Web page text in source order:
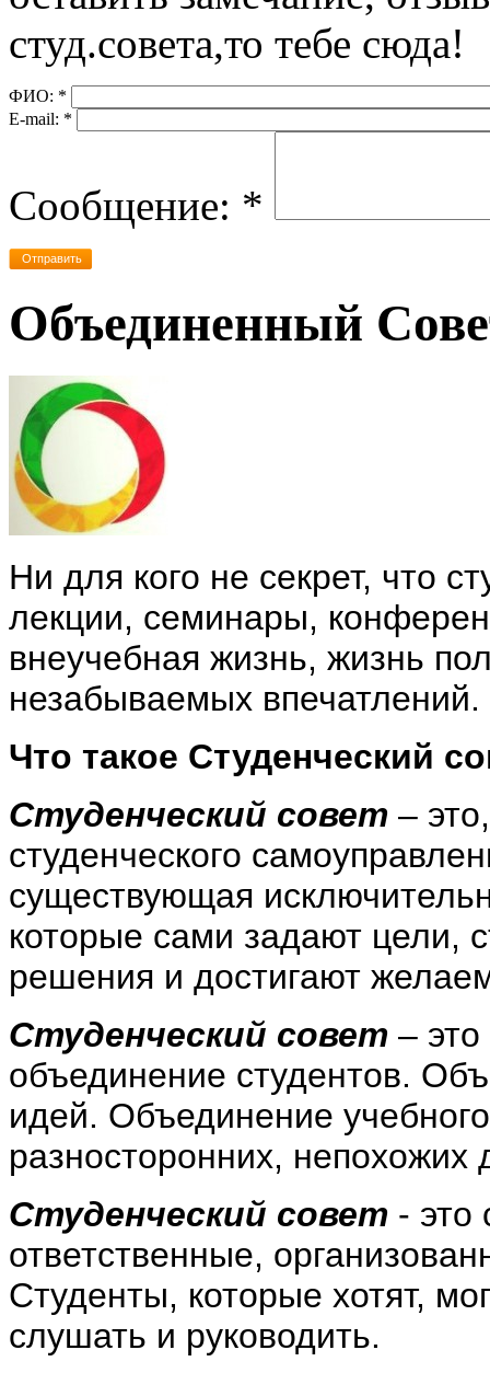
студ.совета,то тебе сюда!
ФИО: *
Е-mail: *
Сообщение: *
Объединенный
Ни для кого не секрет, что
лекции, семинары,
внеучебная жизнь, жизнь
незабываемых впечатлений.
Что такое Студенческий
Студенческий совет –
студенческого
существующая
которые сами задают цели,
решения и достигают
Студенческий совет –
объединение студентов.
идей. Объединение
разносторонних, непохожих
Студенческий совет - это
ответственные,
Студенты, которые хотят,
слушать и руководить.